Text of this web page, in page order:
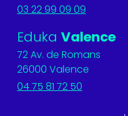
03 22 99 09 09
Eduka Valence
72 Av. de Romans
26000 Valence
04 75 81 72 50